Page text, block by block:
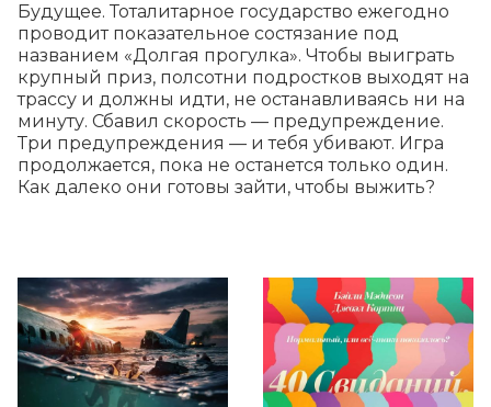
Будущее. Тоталитарное государство ежегодно
проводит показательное состязание под
названием «Долгая прогулка». Чтобы выиграть
крупный приз, полсотни подростков выходят на
трассу и должны идти, не останавливаясь ни на
минуту. Сбавил скорость — предупреждение.
Три предупреждения — и тебя убивают. Игра
продолжается, пока не останется только один.
Как далеко они готовы зайти, чтобы выжить?